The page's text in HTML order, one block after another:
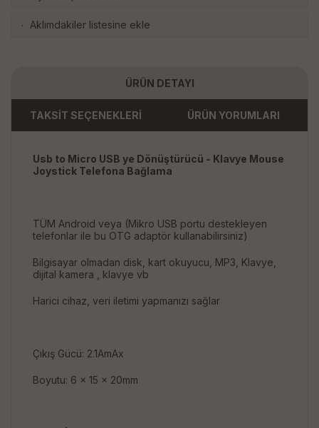
· Aklımdakiler listesine ekle
ÜRÜN DETAYI
TAKSİT SEÇENEKLERİ ÜRÜN YORUMLARI
Usb to Micro USB ye Dönüştürücü - Klavye Mouse
Joystick Telefona Bağlama
TÜM Android veya (Mikro USB portu destekleyen
telefonlar ile bu OTG adaptör kullanabilirsiniz)
Bilgisayar olmadan disk, kart okuyucu, MP3, Klavye,
dijital kamera , klavye vb
Harici cihaz, veri iletimi yapmanızı sağlar
Çıkış Gücü: 2.1AmAx
Boyutu: 6 x 15 x 20mm